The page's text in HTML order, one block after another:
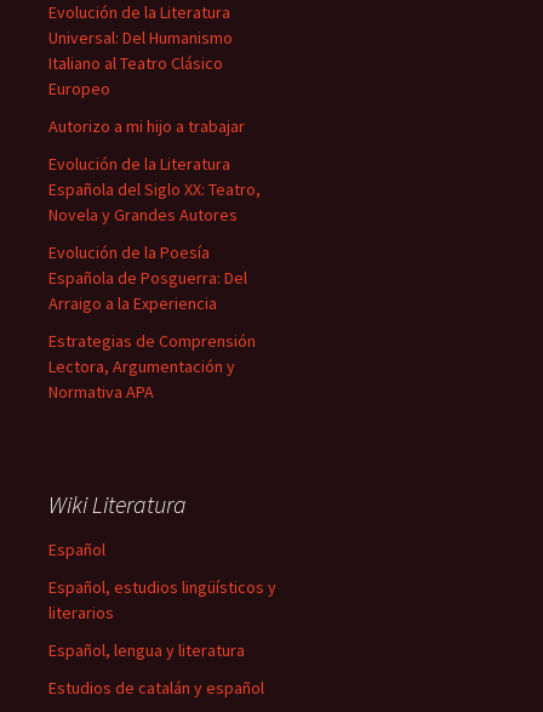
Evolución de la Literatura
Universal: Del Humanismo
Italiano al Teatro Clásico
Europeo
Autorizo a mi hijo a trabajar
Evolución de la Literatura
Española del Siglo XX: Teatro,
Novela y Grandes Autores
Evolución de la Poesía
Española de Posguerra: Del
Arraigo a la Experiencia
Estrategias de Comprensión
Lectora, Argumentación y
Normativa APA
Wiki Literatura
Español
Español, estudios lingüísticos y
literarios
Español, lengua y literatura
Estudios de catalán y español